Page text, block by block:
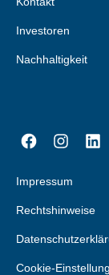
Investoren
Nachhaltigkeit
Impressum
Rechtshinweise
Cookie-